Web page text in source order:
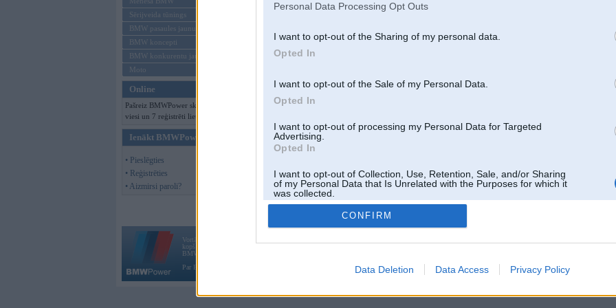
Personal Data Processing Opt Outs
I want to opt-out of the Sharing of my personal data.
Opted In
I want to opt-out of the Sale of my Personal Data.
Opted In
I want to opt-out of processing my Personal Data for Targeted
Advertising.
Opted In
I want to opt-out of Collection, Use, Retention, Sale, and/or Sharing
of my Personal Data that Is Unrelated with the Purposes for which it
was collected.
Opted Out
CONFIRM
Data Deletion Data Access Privacy Policy
Sērijveida tūnings
BMW pasaules jaunumi
BMW koncepti
BMW konkurentu jaunumi
Moto
Online
Pašreiz BMWPower skatās 144
viesi un 7 reģistrēti lietotāji.
Ienākt BMWPower
• Pieslēgties
• Reģistrēties
• Aizmirsi paroli?
Vortāls BMWPower.lv darbojas
kopš 2002. gada 14. maija. Tas nav auto klubs un nav saistīts ar
BMW AG.
Par BMWPower